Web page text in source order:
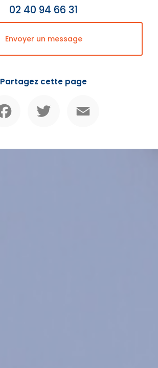
02 40 94 66 31
Envoyer un message
Partagez cette page